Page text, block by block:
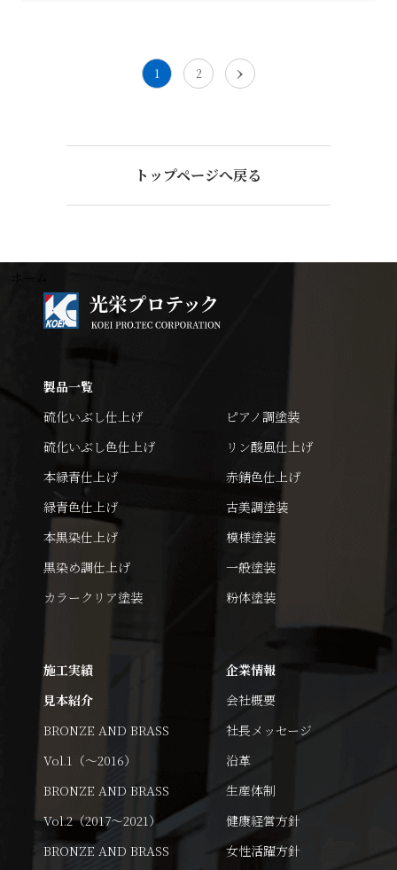
1 2 ›
トップページへ戻る
製品一覧
硫化いぶし仕上げ
硫化いぶし色仕上げ
本緑青仕上げ
緑青色仕上げ
本黒染仕上げ
黒染め調仕上げ
カラークリア塗装
ピアノ調塗装
リン酸風仕上げ
赤錆色仕上げ
古美調塗装
模様塗装
一般塗装
粉体塗装
施工実績
見本紹介
BRONZE AND BRASS
Vol.1（～2016）
BRONZE AND BRASS
Vol.2（2017～2021）
BRONZE AND BRASS
企業情報
会社概要
社長メッセージ
沿革
生産体制
健康経営方針
女性活躍方針